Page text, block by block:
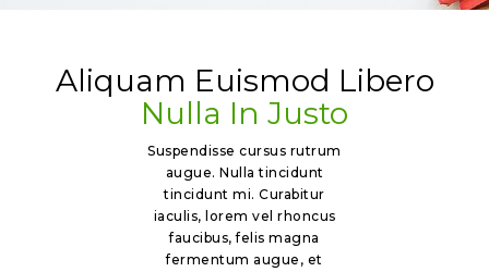
Aliquam Euismod Libero
Nulla In Justo
Suspendisse cursus rutrum
augue. Nulla tincidunt
tincidunt mi. Curabitur
iaculis, lorem vel rhoncus
faucibus, felis magna
fermentum augue, et